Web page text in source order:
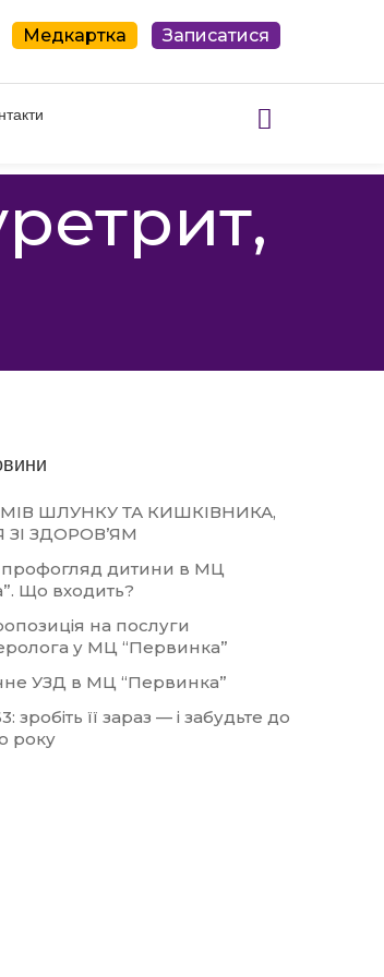
Медкартка Записатися
ШЛУНКУ ТА КИШКІВНИКА,
ЗІ ЗДОРОВ’ЯМ
дитини в МЦ
Що входить?
на послуги
у МЦ “Первинка”
УЗД в МЦ “Первинка”
зробіть її зараз — і забудьте до
року